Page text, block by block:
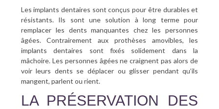
Les implants dentaires sont conçus pour être durables et
résistants. Ils sont une solution à long terme pour
remplacer les dents manquantes chez les personnes
âgées. Contrairement aux prothèses amovibles, les
implants dentaires sont fixés solidement dans la
mâchoire. Les personnes âgées ne craignent pas alors de
voir leurs dents se déplacer ou glisser pendant qu’ils
mangent, parlent ou rient.
LA PRÉSERVATION DES